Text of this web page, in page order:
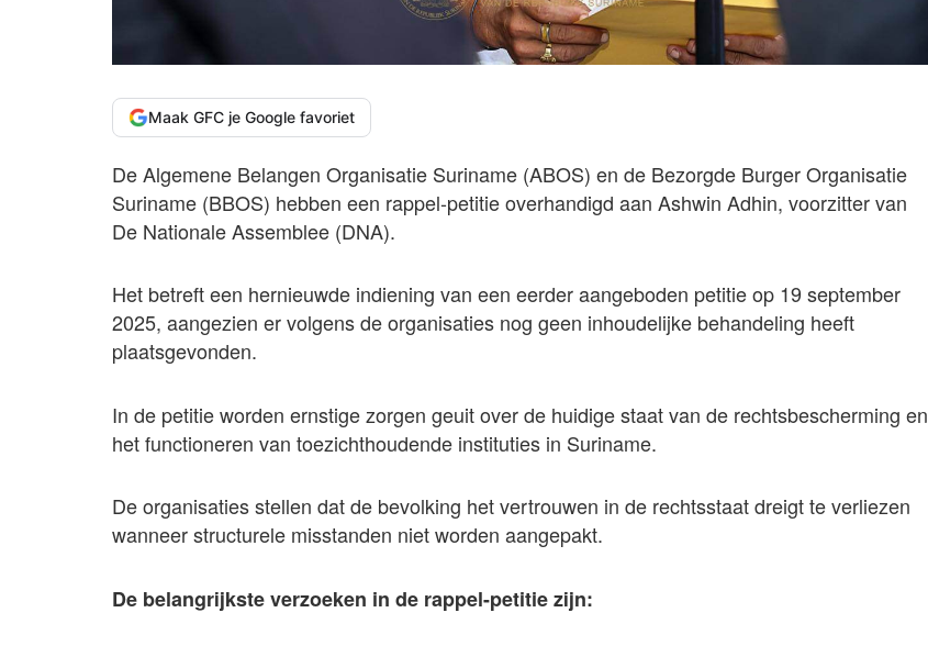
Maak GFC je Google favoriet
De Algemene Belangen Organisatie Suriname (ABOS) en de Bezorgde Burger Organisatie
Suriname (BBOS) hebben een rappel-petitie overhandigd aan Ashwin Adhin, voorzitter van
De Nationale Assemblee (DNA).
Het betreft een hernieuwde indiening van een eerder aangeboden petitie op 19 september
2025, aangezien er volgens de organisaties nog geen inhoudelijke behandeling heeft
plaatsgevonden.
In de petitie worden ernstige zorgen geuit over de huidige staat van de rechtsbescherming en
het functioneren van toezichthoudende instituties in Suriname.
De organisaties stellen dat de bevolking het vertrouwen in de rechtsstaat dreigt te verliezen
wanneer structurele misstanden niet worden aangepakt.
De belangrijkste verzoeken in de rappel-petitie zijn: